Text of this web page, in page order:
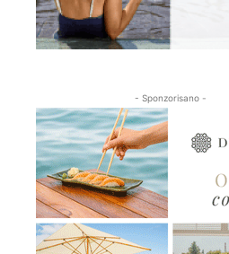
- Sponzorisano -